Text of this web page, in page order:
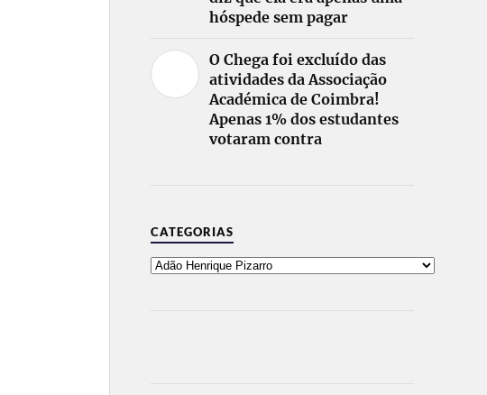
hóspede sem pagar
O Chega foi excluído das
atividades da Associação
Académica de Coimbra!
Apenas 1% dos estudantes
votaram contra
CATEGORIAS